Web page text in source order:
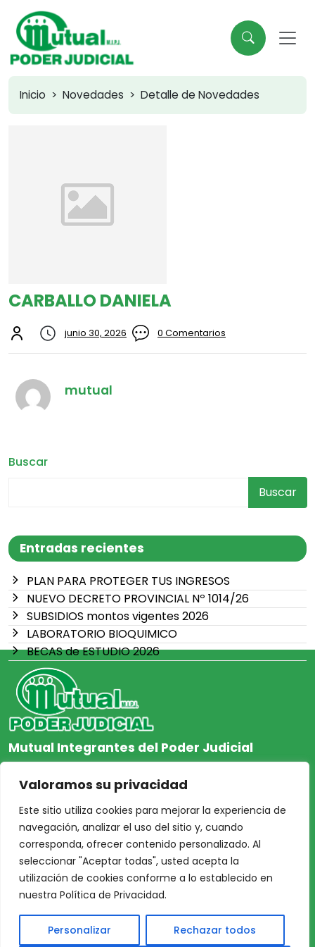
Valoramos su privacidad
Este sitio utiliza cookies para mejorar la experiencia de
navegación, analizar el uso del sitio y, cuando
corresponda, ofrecer contenido personalizado. Al
seleccionar "Aceptar todas", usted acepta la
utilización de cookies conforme a lo establecido en
nuestra Política de Privacidad.
Personalizar Rechazar todos
Buscar
Buscar
Entradas recientes
PLAN PARA PROTEGER TUS INGRESOS
NUEVO DECRETO PROVINCIAL Nº 1014/26
SUBSIDIOS montos vigentes 2026
LABORATORIO BIOQUIMICO
BECAS de ESTUDIO 2026
Inicio Novedades Detalle de Novedades
CARBALLO DANIELA
junio 30, 2026 0 Comentarios
mutual
Mutual Integrantes del Poder Judicial
afiliacion@mjpj.org.ar
+54 9 342 467-4510
NOSOTROS
Inicio
Acceso Asociados
Nosotros
CENTRO DE AYUDA
Protección de Datos
Personales